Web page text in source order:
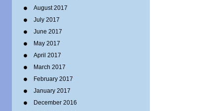
August 2017
July 2017
June 2017
May 2017
April 2017
March 2017
February 2017
January 2017
December 2016